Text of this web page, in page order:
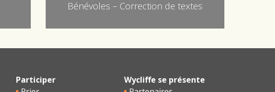
Bénévoles – Correction de textes
Participer
Wycliffe se présente